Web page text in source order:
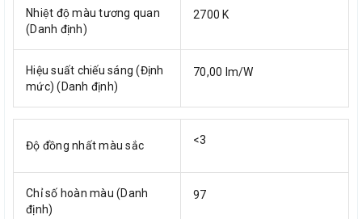
Nhiệt độ màu tương quan
(Danh định)
2700 K
Hiệu suất chiếu sáng (Định
mức) (Danh định)
70,00 lm/W
Độ đồng nhất màu sắc <3
Chỉ số hoàn màu (Danh
định)
97